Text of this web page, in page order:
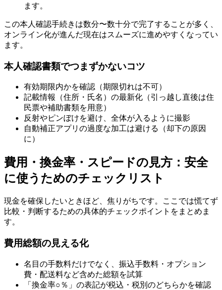
ます。
この本人確認手続きは数分〜数十分で完了することが多く、
オンライン化が進んだ現在はスムーズに進めやすくなってい
ます。
本人確認書類でつまずかないコツ
有効期限内かを確認（期限切れは不可）
記載情報（住所・氏名）の最新化（引っ越し直後は住
民票や補助書類を用意）
反射やピンぼけを避け、全体が入るように撮影
自動補正アプリの過度な加工は避ける（却下の原因
に）
費用・換金率・スピードの見方：安全
に使うためのチェックリスト
現金を確保したいときほど、焦りがちです。ここでは慌てず
比較・判断するための具体的チェックポイントをまとめま
す。
費用総額の見える化
名目の手数料だけでなく、振込手数料・オプション
費・配送料など含めた総額を試算
「換金率○％」の表記が税込・税別のどちらかを確認